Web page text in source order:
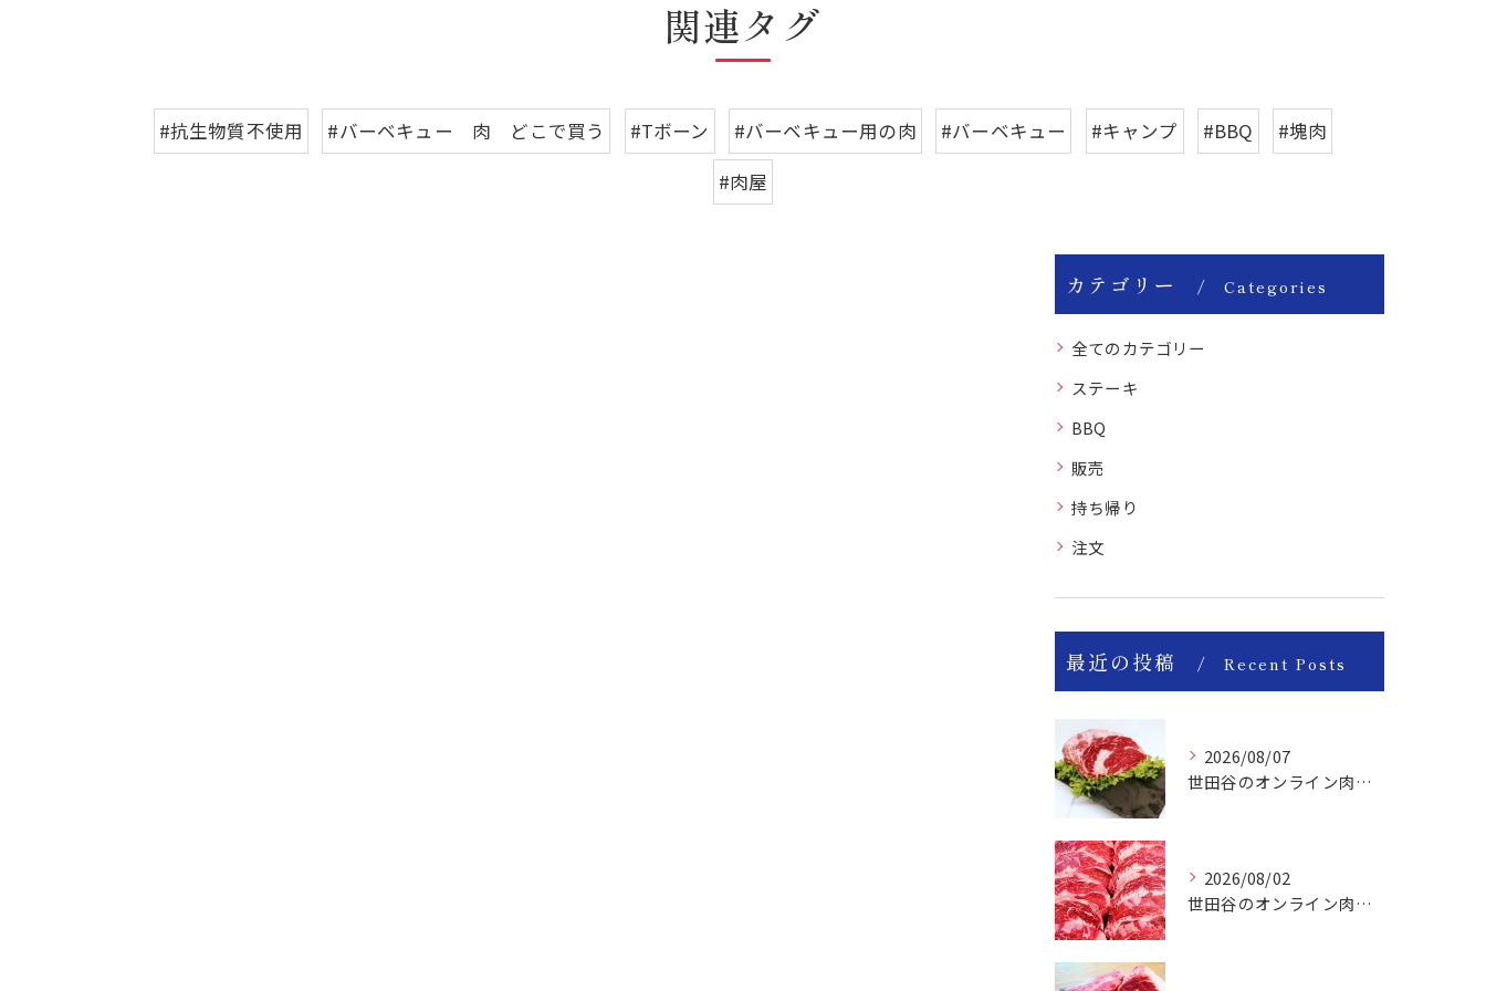
関連タグ
#抗生物質不使用 #バーベキュー 肉 どこで買う #Tボーン #バーベキュー用の肉 #バーベキュー #キャンプ #BBQ
#塊肉
#肉屋
カテゴリー Categories
全てのカテゴリー
ステーキ
BBQ
販売
持ち帰り
注文
最近の投稿 Recent Posts
2026/08/07
世田谷のオンライン肉屋のお肉は美味しいですよ！
2026/08/02
世田谷のオンライン肉屋は厳選輸入牛を取り扱っています。